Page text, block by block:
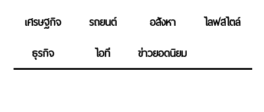
เศรษฐกิจ
รถยนต์ อสังหา
ไลฟสไตล์
ธุรกิจ
ไอที ข่าวยอดนิยม